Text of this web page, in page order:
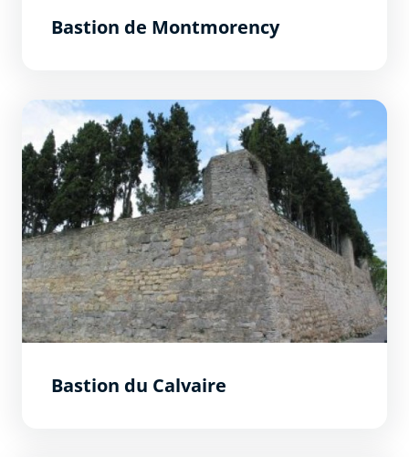
Bastion de Montmorency
Bastion du Calvaire
Bastion du Calvaire